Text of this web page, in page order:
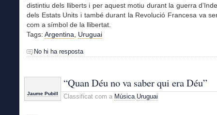
distintiu dels lliberts i per aquest motiu durant la guerra
dels Estats Units i també durant la Revolució Francesa va
com a símbol de la llibertat.
Tags: Argentina Uruguai
No hi ha resposta
Jaume Pubill
“Quan Déu no va saber qui era Déu”
Classificat com a Música,Uruguai